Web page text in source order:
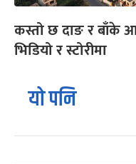
कस्तो छ दाङ र बाँके
भिडियो र स्टोरीमा
यो पनि